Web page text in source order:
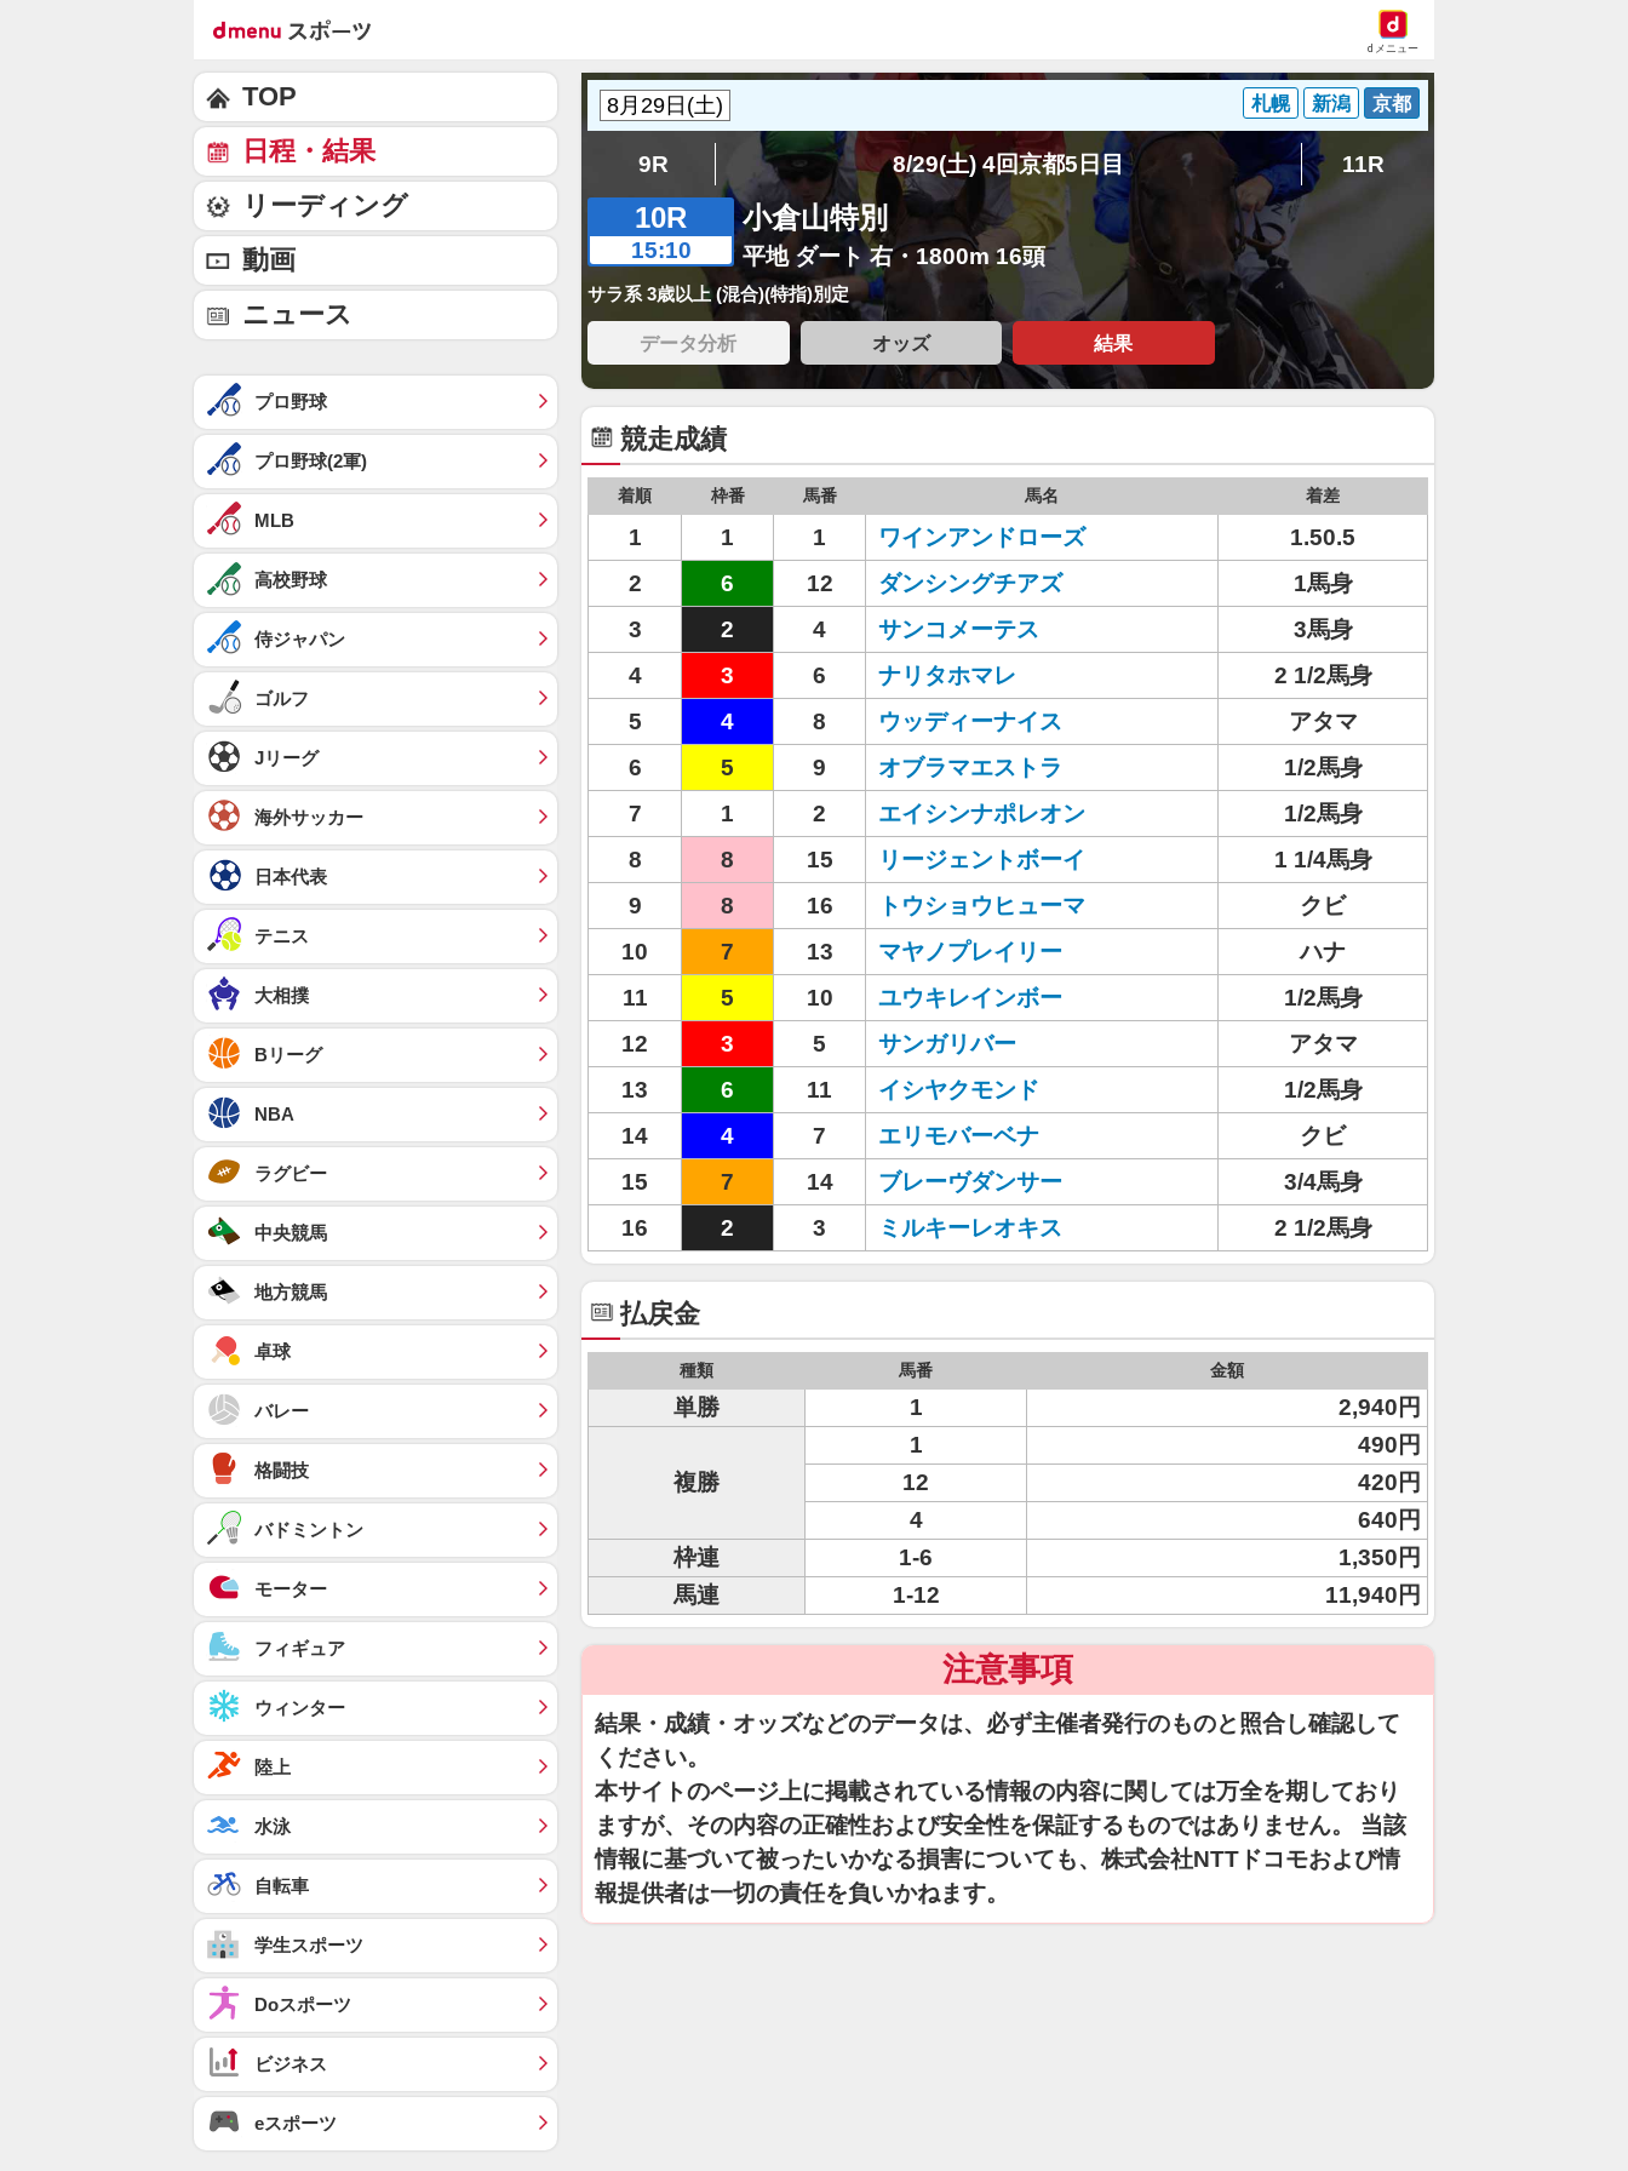
dメニュー
札幌 新潟 京都
9R 8/29(土) 4回京都5日目 11R
10R
15:10
小倉山特別
平地 ダート 右・1800m 16頭
サラ系 3歳以上 (混合)(特指)別定
データ分析 オッズ 結果
競走成績
着順 枠番 馬番 馬名 着差
1 1 1 ワインアンドローズ
1.50.5
2
6 12 ダンシングチアズ
1馬身
3
2 4 サンコメーテス
3馬身
4
3 6 ナリタホマレ
2 1/2馬身
5
4 8 ウッディーナイス
アタマ
6
5 9 オブラマエストラ
1/2馬身
7
1 2 エイシンナポレオン
1/2馬身
8
8 15 リージェントボーイ
1 1/4馬身
9
8 16 トウショウヒューマ
クビ
10
7 13 マヤノプレイリー
ハナ
11
5 10 ユウキレインボー
1/2馬身
12
3 5 サンガリバー
アタマ
13
6 11 イシヤクモンド
1/2馬身
14
4 7 エリモバーベナ
クビ
15
7 14 ブレーヴダンサー
3/4馬身
16
2 3 ミルキーレオキス 2 1/2馬身
払戻金
種類 馬番 金額
単勝 1 2,940円
複勝
1
490円
12
420円
4
640円
枠連
1-6
1,350円
馬連
1-12 11,940円
注意事項
結果・成績・オッズなどのデータは、必ず主催者発行のものと照合し確認して
ください。
本サイトのページ上に掲載されている情報の内容に関しては万全を期しており
ますが、その内容の正確性および安全性を保証するものではありません。 当該
情報に基づいて被ったいかなる損害についても、株式会社NTTドコモおよび情
報提供者は一切の責任を負いかねます。
TOP
日程・結果
リーディング
動画
ニュース
プロ野球
プロ野球(2軍)
MLB
高校野球
侍ジャパン
ゴルフ
Jリーグ
海外サッカー
日本代表
テニス
大相撲
Bリーグ
NBA
ラグビー
中央競馬
地方競馬
卓球
バレー
格闘技
バドミントン
モーター
フィギュア
ウィンター
陸上
水泳
自転車
学生スポーツ
Doスポーツ
ビジネス
eスポーツ